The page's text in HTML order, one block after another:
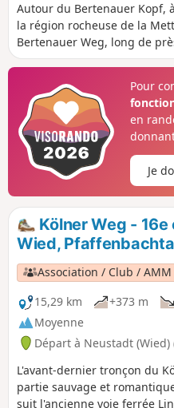
Autour du Bertenauer Kopf,
la région rocheuse de la
Bertenauer Weg, long de
à travers le parc naturel
vallées encaissées. Un
vers le monastère
même nom vaut le détour.
Pour
en
Je
Kölner Weg -
Wied,
Association / Club / AMM
15,29 km
+373 m
Moyenne
Départ à Neustadt
L'avant-dernier tronçon du
partie sauvage et
suit l'ancienne voie ferrée